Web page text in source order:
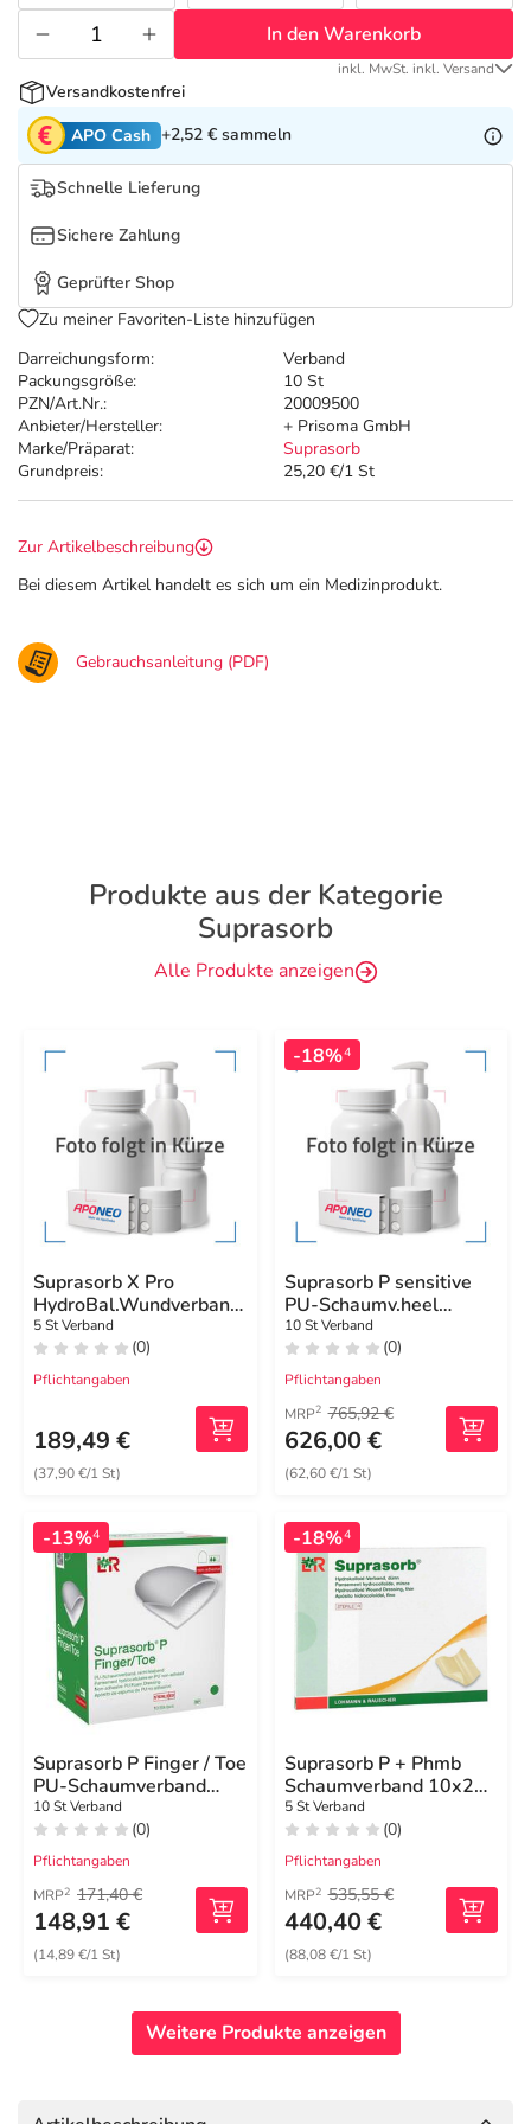
Vitamine & Mineralstoffe
Darreichungsform:
Verband
Packungsgröße:
10 St
PZN/Art.Nr.:
20009500
Anbieter/Hersteller:
+ Prisoma GmbH
Marke/Präparat:
Suprasorb
Grundpreis:
25,20 €/1 St
In den Warenkorb
inkl. MwSt. inkl. Versand
Versandkostenfrei
APO Cash +2,52 € sammeln
Schnelle Lieferung
Sichere Zahlung
Geprüfter Shop
Zu meiner Favoriten-Liste hinzufügen
Zur Artikelbeschreibung
Bei diesem Artikel handelt es sich um ein Medizinprodukt.
Gebrauchsanleitung (PDF)
Produkte aus der Kategorie
Suprasorb
Alle Produkte anzeigen
Suprasorb X Pro
HydroBal.Wundverband
9x9 cm steril
5 St Verband
(0)
Pflichtangaben
189,49 €
(37,90 €/1 St)
-18%4
Suprasorb P sensitive
PU-Schaumv.heel
bor.23,5x25
10 St Verband
(0)
Pflichtangaben
MRP2 765,92 €
626,00 €
(62,60 €/1 St)
-13%4
Suprasorb P Finger / Toe
PU-Schaumverband
steril Größe L
10 St Verband
(0)
Pflichtangaben
MRP2 171,40 €
148,91 €
(14,89 €/1 St)
-18%4
Suprasorb P + Phmb
Schaumverband 10x20
cm
5 St Verband
(0)
Pflichtangaben
MRP2 535,55 €
440,40 €
(88,08 €/1 St)
Weitere Produkte anzeigen